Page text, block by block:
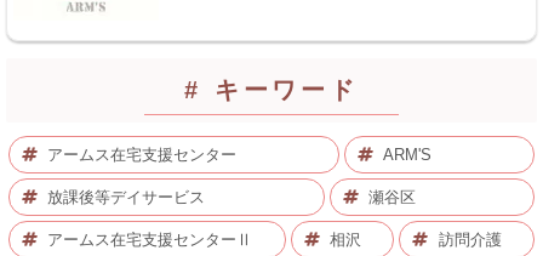
# キーワード
アームス在宅支援センター ARM'S
放課後等デイサービス 瀬谷区
アームス在宅支援センターⅡ 相沢 訪問介護